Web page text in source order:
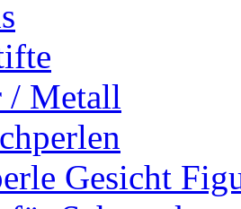
/ Metall
Gesicht